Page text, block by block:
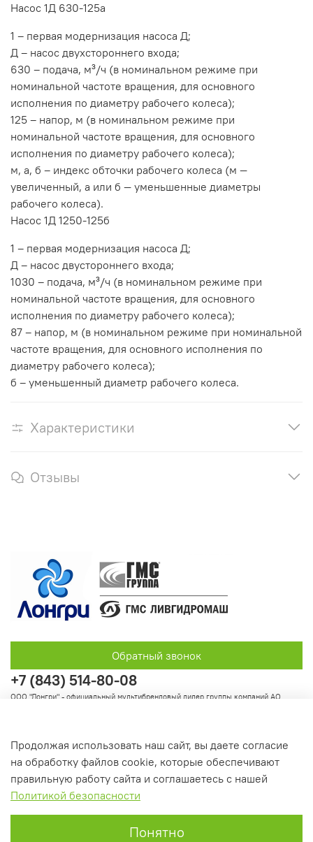
Насос 1Д 630-125а
1 – первая модернизация насоса Д;
Д – насос двухстороннего входа;
630 – подача, м³/ч (в номинальном режиме при
номинальной частоте вращения, для основного
исполнения по диаметру рабочего колеса);
125 – напор, м (в номинальном режиме при
номинальной частоте вращения, для основного
исполнения по диаметру рабочего колеса);
м, а, б – индекс обточки рабочего колеса (м —
увеличенный, а или б — уменьшенные диаметры
рабочего колеса).
Насос 1Д 1250-125б
1 – первая модернизация насоса Д;
Д – насос двустороннего входа;
1030 – подача, м³/ч (в номинальном режиме при
номинальной частоте вращения, для основного
исполнения по диаметру рабочего колеса);
87 – напор, м (в номинальном режиме при номинальной
частоте вращения, для основного исполнения по
диаметру рабочего колеса);
б – уменьшенный диаметр рабочего колеса.
Характеристики
Отзывы
Информация
+7 (843) 514-80-08
ООО "Лонгри" - официальный мультибрендовый дилер группы компаний АО
Обратный звонок
Продолжая использовать наш сайт, вы даете согласие
на обработку файлов cookie, которые обеспечивают
правильную работу сайта и соглашаетесь с нашей
Политикой безопасности
Понятно